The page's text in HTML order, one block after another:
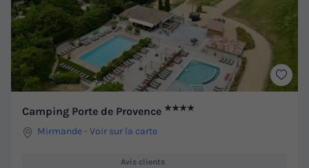
Camping Porte de Provence ★★★★
Mirmande -Voir sur la carte
Avis clients